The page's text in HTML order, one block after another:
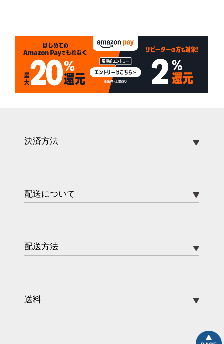
決済方法
配送について
配送方法
送料